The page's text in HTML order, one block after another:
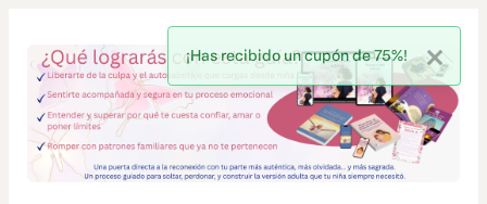
¡Has recibido un cupón de 75%!